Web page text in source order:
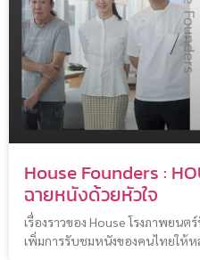
House Founders :
ฉายหนังด้วยหัวใจ
เรื่องราวของ House โรงภาพยน
เพิ่มการรับชมหนังของคนไทยให้